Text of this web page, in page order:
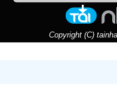
Copyright (C)